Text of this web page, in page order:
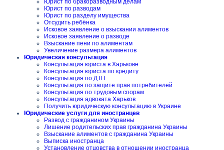
Юрист по бракоразводным делам
Юрист по разводам
Юрист по разделу имущества
Отсудить ребёнка
Исковое заявление о взыскании алиментов
Исковое заявление о разводе
Взыскание пени по алиментам
Увеличение размера алиментов
Юридическая консультация
Консультация юриста в Харькове
Консультация юриста по кредиту
Консультация по ДТП
Консультация по защите прав потребителей
Консультация по трудовым спорам
Консультация адвоката Харьков
Получить юридическую консультацию в Украине
Юридические услуги для иностранцев
Развод с гражданином Украины
Лишение родительских прав гражданина Украины
Взыскание алиментов с гражданина Украины
Выписка иностранца
Установление отцовства в отношении иностранца